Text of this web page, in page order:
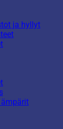
ja hyllyt